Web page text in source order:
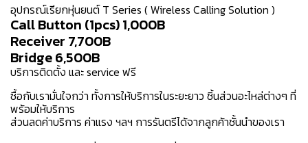
อุปกรณ์เรียกหุ่นยนต์ T Series ( Wireless Calling Solution )
Call Button (1pcs) 1,000B
Receiver 7,700B
Bridge 6,500B
บริการติดตั้ง และ service ฟรี
ซื้อกับเรามั่นใจกว่า ทั้งการให้บริการในระยะยาว ชิ้นส่วนอะไหล่ต่างๆ ที่
พร้อมให้บริการ
ส่วนลดค่าบริการ ค่าแรง ฯลฯ การรันตรีได้จากลูกค้าชั้นนำของเรา